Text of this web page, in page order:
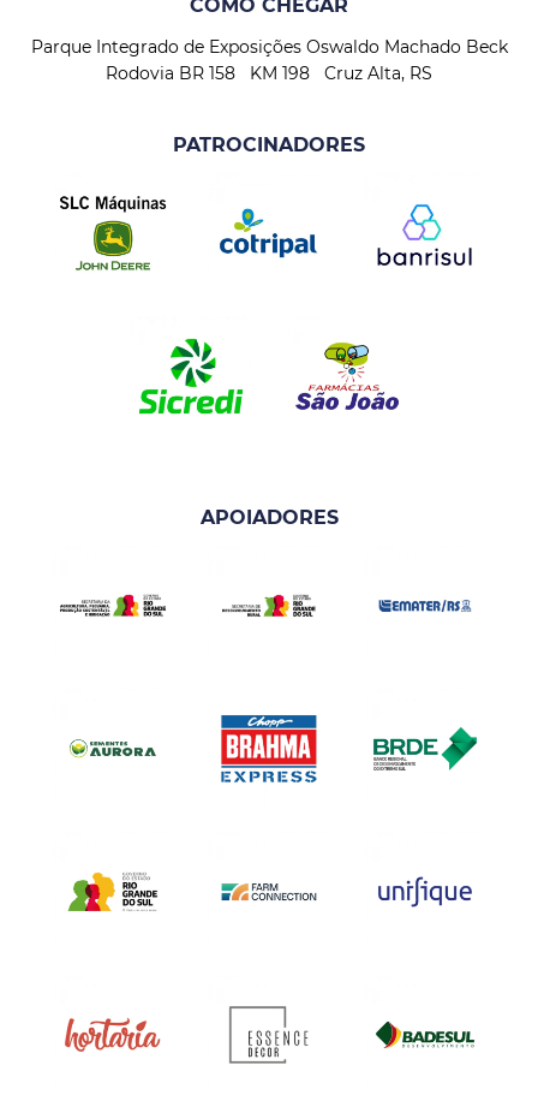
COMO CHEGAR
Parque Integrado de Exposições Oswaldo Machado Beck
Rodovia BR 158 KM 198 Cruz Alta, RS
PATROCINADORES
APOIADORES